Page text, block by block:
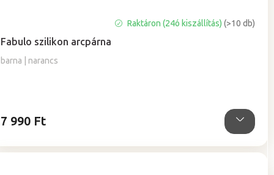
Fabulo szilikon arcpárna
barna | narancs
termék
átlagos
értékelése
Raktáron (24ó kiszállítás)(>10 db)
7 990 Ft